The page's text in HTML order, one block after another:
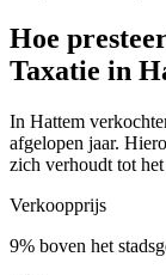
Hoe
Taxatie in
In Hattem
afgelopen jaar.
zich verhoudt tot
Verkoopprijs
9% boven het